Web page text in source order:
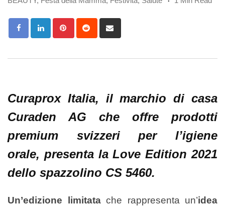
PinterestReddit
via
Curaprox Italia, il marchio di casa
Curaden AG che offre prodotti
premium svizzeri per l’igiene
orale, presenta laLove Edition 2021
dello spazzolino CS 5460.
Un’edizione limitatache rappresenta un’idea